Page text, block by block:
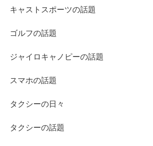
キャストスポーツの話題
ゴルフの話題
ジャイロキャノピーの話題
スマホの話題
タクシーの日々
タクシーの話題